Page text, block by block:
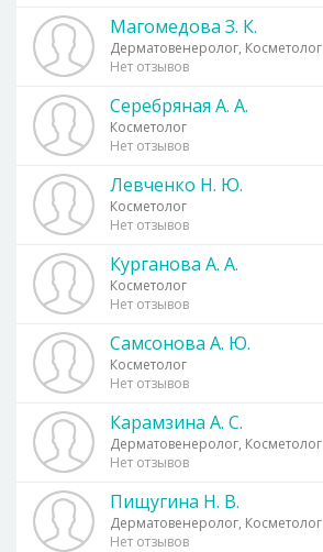
Магомедова З. К.
Дерматовенеролог, Косметолог
Нет отзывов
Серебряная А. А.
Косметолог
Нет отзывов
Левченко Н. Ю.
Косметолог
Нет отзывов
Курганова А. А.
Косметолог
Нет отзывов
Самсонова А. Ю.
Косметолог
Нет отзывов
Карамзина А. С.
Дерматовенеролог, Косметолог
Нет отзывов
Пищугина Н. В.
Дерматовенеролог, Косметолог
Нет отзывов